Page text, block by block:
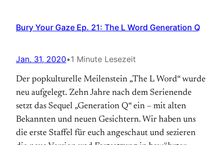
Bury Your Gaze Ep. 21: The L Word Generation Q
Jan. 31, 2020•1 Minute Lesezeit
Der popkulturelle Meilenstein „The L Word“ wurde
neu aufgelegt. Zehn Jahre nach dem Serienende
setzt das Sequel „Generation Q“ ein – mit alten
Bekannten und neuen Gesichtern. Wir haben uns
die erste Staffel für euch angeschaut und sezieren